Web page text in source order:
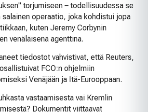
torjumiseen – todellisuudessa se
operaatio, joka kohdistui jopa
kuten Jeremy Corbynin
venäläisenä agenttina.
tiedostot vahvistivat, että Reuters,
FCO:n ohjelmiin
Venäjään ja Itä-Eurooppaan.
vastaamisesta vai Kremlin
Dokumentit viittaavat